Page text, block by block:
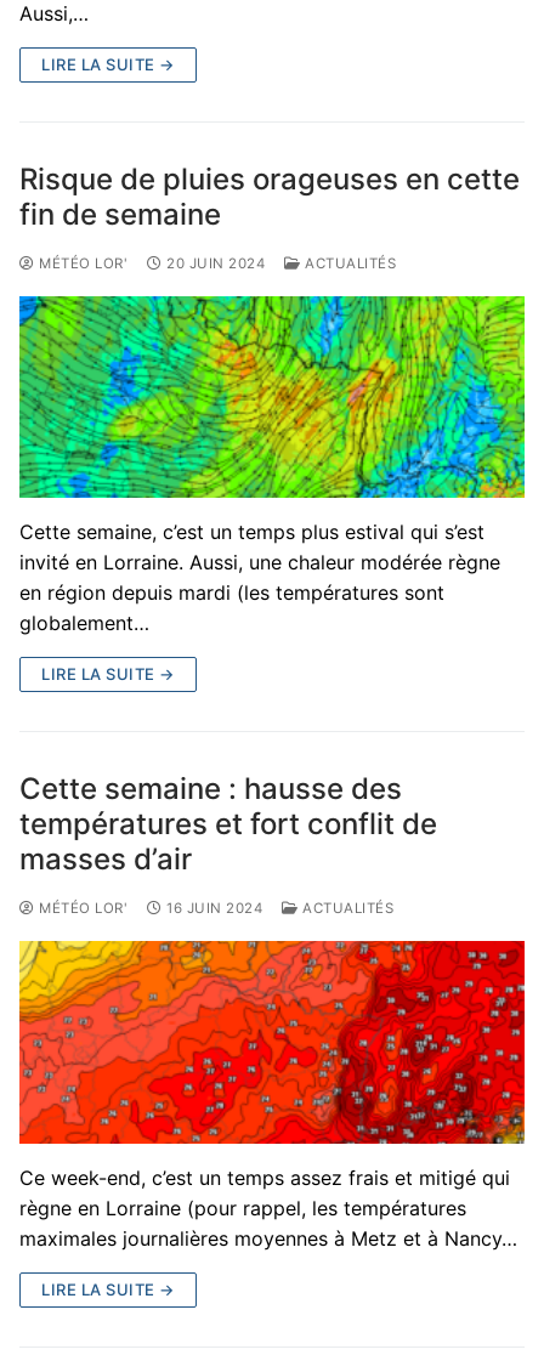
Aussi,…
LIRE LA SUITE →
Risque de pluies orageuses en cette
fin de semaine
MÉTÉO LOR' 20 JUIN 2024 ACTUALITÉS
Cette semaine, c’est un temps plus estival qui s’est
invité en Lorraine. Aussi, une chaleur modérée règne
en région depuis mardi (les températures sont
globalement…
LIRE LA SUITE →
Cette semaine : hausse des
températures et fort conflit de
masses d’air
MÉTÉO LOR' 16 JUIN 2024 ACTUALITÉS
Ce week-end, c’est un temps assez frais et mitigé qui
règne en Lorraine (pour rappel, les températures
maximales journalières moyennes à Metz et à Nancy…
LIRE LA SUITE →